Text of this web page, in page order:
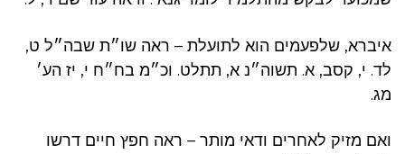
איברא, שלפעמים הוא לתועלת – ראה שו״ת שבה״ל ט,
לד. י, קסב, א. תשוה״נ א, תתלט. וכ״מ בח״ח י, יז הע׳
מג.
ואם מזיק לאחרים ודאי מותר – ראה חפץ חיים דרשו